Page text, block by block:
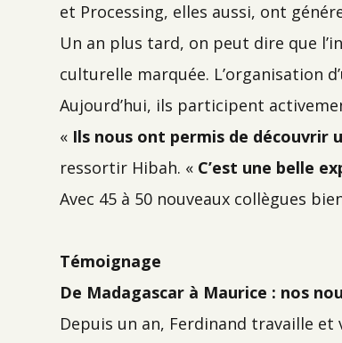
et Processing, elles aussi, ont
Un an plus tard, on peut dire que
culturelle marquée. L’organisation
Aujourd’hui, ils participent
« Ils nous ont permis de découvrir
ressortir Hibah. « C’est une belle
Avec 45 à 50 nouveaux collègues
Témoignage
De Madagascar à Maurice : nos
Depuis un an, Ferdinand travaille